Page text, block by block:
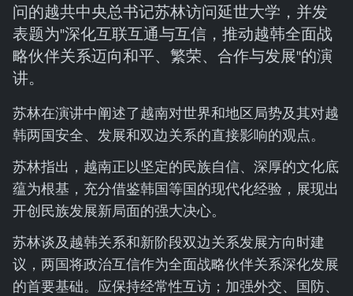
问的越共中央总书记苏林访问延世大学，并发
表题为"深化互联互通与互信，推动越韩全面战
略伙伴关系迈向和平、繁荣、合作与发展"的演
讲。
苏林在演讲中阐述了越南对世界和地区局势及其对越
韩两国安全、发展和双边关系的直接影响的观点。
苏林指出，越南正以坚定的民族自信、深厚的文化底
蕴为根基，充分借鉴韩国等国的现代化经验，展现出
开创民族发展新局面的强大决心。
苏林谈及越韩关系和新阶段双边关系发展方向时建
议，两国将政治互信作为全面战略伙伴关系深化发展
的首要基础。应保持经常性互访；加强外交、国防、